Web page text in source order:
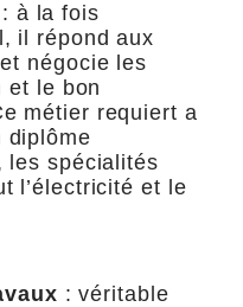
: à la fois
il répond aux
négocie les
et le bon
métier requiert a
diplôme
les spécialités
l’électricité et le
: véritable